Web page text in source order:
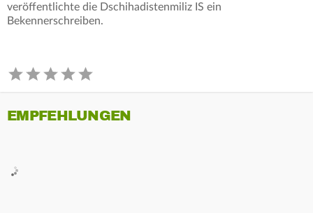
veröffentlichte die Dschihadistenmiliz IS ein
Bekennerschreiben.
EMPFEHLUNGEN